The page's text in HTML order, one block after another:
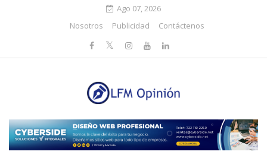
Ago 07, 2026
Nosotros
Publicidad Contáctenos